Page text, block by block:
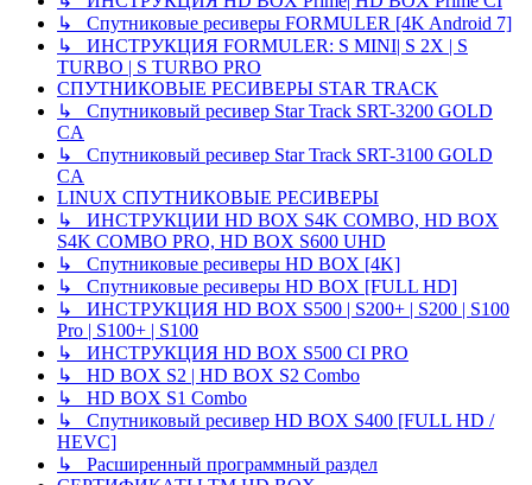
↳ Спутниковые ресиверы FORMULER [4K Android 7]
↳ ИНСТРУКЦИЯ FORMULER: S MINI| S 2X | S
TURBO | S TURBO PRO
СПУТНИКОВЫЕ РЕСИВЕРЫ STAR TRACK
↳ Спутниковый ресивер Star Track SRT-3200 GOLD
CA
↳ Спутниковый ресивер Star Track SRT-3100 GOLD
CA
LINUX СПУТНИКОВЫЕ РЕСИВЕРЫ
↳ ИНСТРУКЦИИ HD BOX S4K COMBO, HD BOX
S4K COMBO PRO, HD BOX S600 UHD
↳ Спутниковые ресиверы HD BOX [4K]
↳ Спутниковые ресиверы HD BOX [FULL HD]
↳ ИНСТРУКЦИЯ HD BOX S500 | S200+ | S200 | S100
Pro | S100+ | S100
↳ ИНСТРУКЦИЯ HD BOX S500 CI PRO
↳ HD BOX S2 | HD BOX S2 Combo
↳ HD BOX S1 Combo
↳ Спутниковый ресивер HD BOX S400 [FULL HD /
HEVC]
↳ Расширенный программный раздел